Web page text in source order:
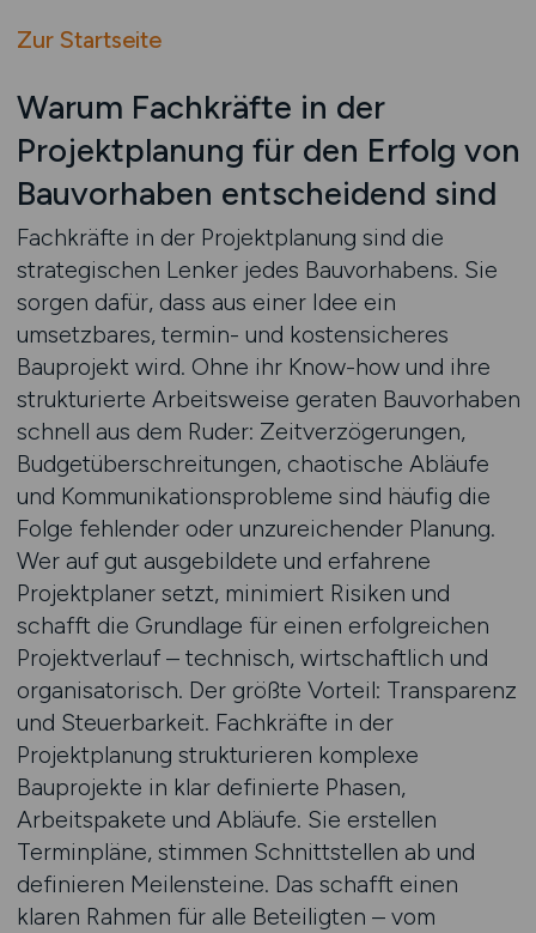
Zur Startseite
Warum Fachkräfte in der
Projektplanung für den Erfolg von
Bauvorhaben entscheidend sind
Fachkräfte in der Projektplanung sind die
strategischen Lenker jedes Bauvorhabens. Sie
sorgen dafür, dass aus einer Idee ein
umsetzbares, termin- und kostensicheres
Bauprojekt wird. Ohne ihr Know-how und ihre
strukturierte Arbeitsweise geraten Bauvorhaben
schnell aus dem Ruder: Zeitverzögerungen,
Budgetüberschreitungen, chaotische Abläufe
und Kommunikationsprobleme sind häufig die
Folge fehlender oder unzureichender Planung.
Wer auf gut ausgebildete und erfahrene
Projektplaner setzt, minimiert Risiken und
schafft die Grundlage für einen erfolgreichen
Projektverlauf – technisch, wirtschaftlich und
organisatorisch. Der größte Vorteil: Transparenz
und Steuerbarkeit. Fachkräfte in der
Projektplanung strukturieren komplexe
Bauprojekte in klar definierte Phasen,
Arbeitspakete und Abläufe. Sie erstellen
Terminpläne, stimmen Schnittstellen ab und
definieren Meilensteine. Das schafft einen
klaren Rahmen für alle Beteiligten – vom